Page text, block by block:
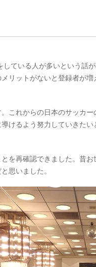
ている人が多いという話
リットがないと登録者が
これからの日本のサッカ
けるよう努力していきたい
を再確認できました。昔
思いました。